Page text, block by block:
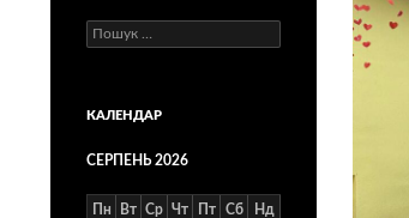
Пошук:
КАЛЕНДАР
СЕРПЕНЬ 2026
Пн Вт Ср Чт Пт Сб Нд